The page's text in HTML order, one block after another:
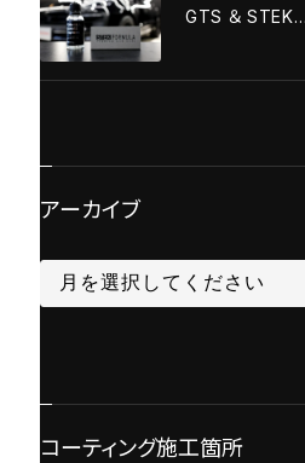
GTS ＆ STEK
アーカイブ
コーティング施工箇所